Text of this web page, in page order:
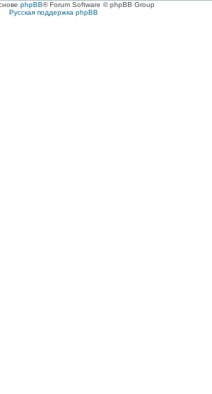
phpBB® Forum Software © phpBB Group
Русская поддержка phpBB